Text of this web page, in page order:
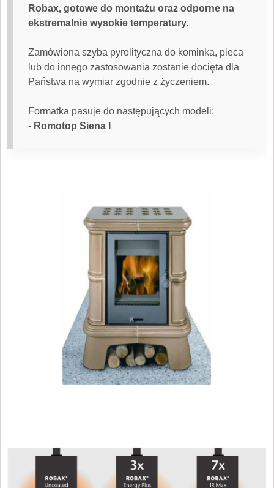
Robax, gotowe do montażu oraz odporne na
ekstremalnie wysokie temperatury.
Zamówiona szyba pyrolityczna do kominka, pieca
lub do innego zastosowania zostanie docięta dla
Państwa na wymiar zgodnie z życzeniem.
Formatka pasuje do następujących modeli:
- Romotop Siena I